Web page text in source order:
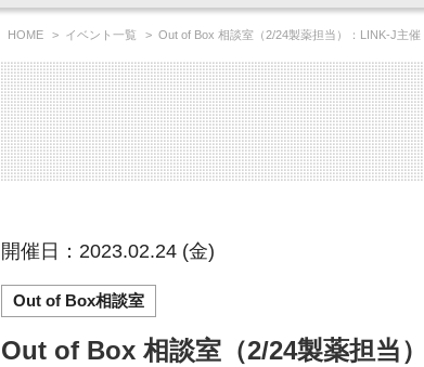
イベントお知らせメール登録
イベント一覧
LINK-J主催・共催 特別会員開催
LINK-J協賛・協力 出展・参加
Out of Box相談室 What's
インタビュー・コラム一覧
スペシャルインタビュー ベンチ
連載コラム サポー
ニュース一覧
トピック プレスリリース
メディア情報 海外関連
協賛・協力
理事長挨拶 Why in
国内外連携 サポー
組織概要 パンフ
特別会員一覧 特別会
専用メニューはこちら
ラウンジ・会議室 オフィ
アクセス
HOME イベント一覧 Out of Box 相談室（2/24製薬担当）：LINK-J主
開催日：2023.02.24 (金)
Out of Box相談室
Out of Box 相談室（2/24製薬担当